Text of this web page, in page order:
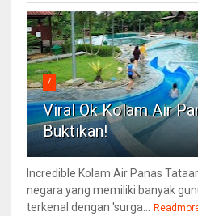
7
Viral Ok Kolam Air
Buktikan!
Incredible Kolam Air Panas
negara yang memiliki banyak
terkenal dengan 'surga...